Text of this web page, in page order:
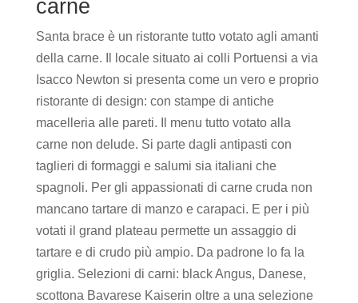
carne
Santa brace è un ristorante tutto votato agli amanti
della carne. Il locale situato ai colli Portuensi a via
Isacco Newton si presenta come un vero e proprio
ristorante di design: con stampe di antiche
macelleria alle pareti. Il menu tutto votato alla
carne non delude. Si parte dagli antipasti con
taglieri di formaggi e salumi sia italiani che
spagnoli. Per gli appassionati di carne cruda non
mancano tartare di manzo e carapaci. E per i più
votati il grand plateau permette un assaggio di
tartare e di crudo più ampio. Da padrone lo fa la
griglia. Selezioni di carni: black Angus, Danese,
scottona Bavarese Kaiserin oltre a una selezione